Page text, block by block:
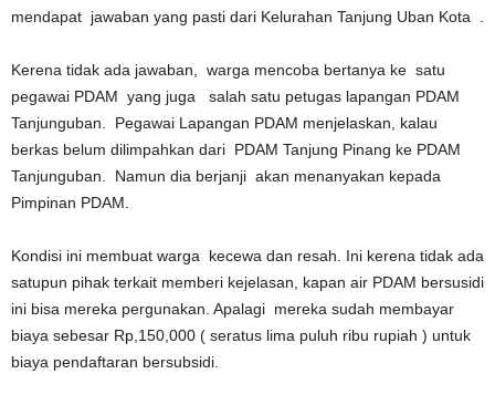
mendapat jawaban yang pasti dari Kelurahan Tanjung Uban Kota .
Kerena tidak ada jawaban, warga mencoba bertanya ke satu
pegawai PDAM yang juga salah satu petugas lapangan PDAM
Tanjunguban. Pegawai Lapangan PDAM menjelaskan, kalau
berkas belum dilimpahkan dari PDAM Tanjung Pinang ke PDAM
Tanjunguban. Namun dia berjanji akan menanyakan kepada
Pimpinan PDAM.
Kondisi ini membuat warga kecewa dan resah. Ini kerena tidak ada
satupun pihak terkait memberi kejelasan, kapan air PDAM bersusidi
ini bisa mereka pergunakan. Apalagi mereka sudah membayar
biaya sebesar Rp,150,000 ( seratus lima puluh ribu rupiah ) untuk
biaya pendaftaran bersubsidi.